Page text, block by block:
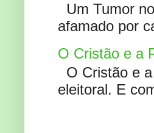
Um Tumor
afamado por
O Cristão e a
O Cristão e
eleitoral. E